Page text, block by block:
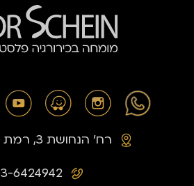
6424942
רח׳ הנחושת 3, רמת החייל, ת״א